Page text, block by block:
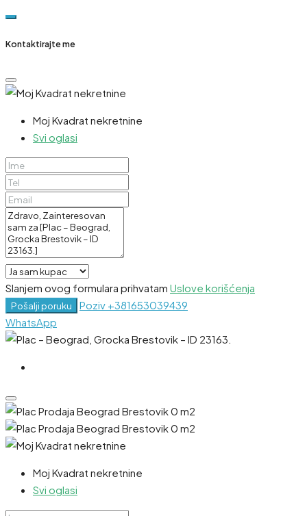
Kontaktirajte me
Moj Kvadrat nekretnine
Svi oglasi
Slanjem ovog formulara prihvatam Uslove korišćenja
Pošalji poruku Poziv +381653039439
WhatsApp
Moj Kvadrat nekretnine
Svi oglasi